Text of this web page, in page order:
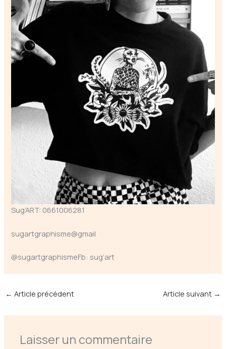
Sug’ART: 0661006281
sugartgraphisme@gmail
@sugartgraphismeFb: sug’art
← Article précédent Article suivant →
Laisser un commentaire